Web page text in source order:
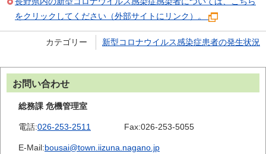
をクリックしてください（外部サイトにリンク）。
カテゴリー 新型コロナウイルス感染症患者の発生状況
お問い合わせ
総務課 危機管理室
電話:026-253-2511 Fax:026-253-5055
E-Mail:bousai@town.iizuna.nagano.jp